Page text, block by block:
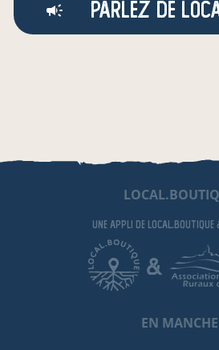
Parlez de
une appli de local.boutique
&
EN MANCHE